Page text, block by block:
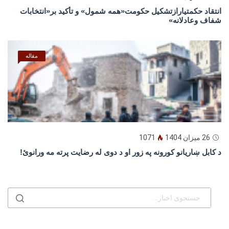
انتقاد حکمتیارازتشکیل حکومت«همه شمول» و تأکید بر«انتخابات
شفاف وعادلانه»
مقاله
26 میزان 1404 1071
د كابل ښاريانو كورونه په زور او د دوى له رضايت پرته مه ورانوئ!